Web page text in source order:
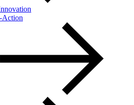
Action